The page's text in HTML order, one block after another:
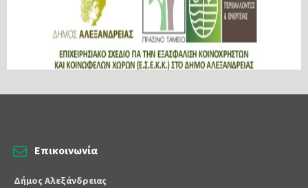
Επικοινωνία
Δήμος Αλεξάνδρειας